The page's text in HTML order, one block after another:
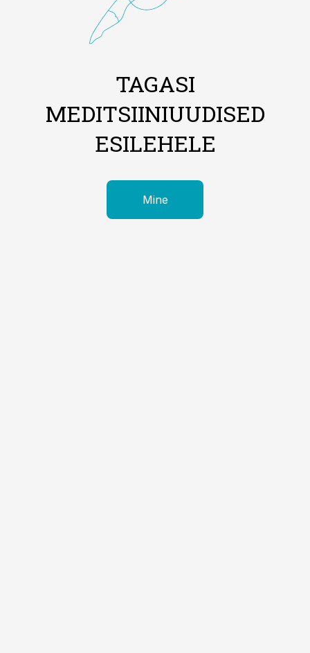
TAGASI
MEDITSIINIUUDISED
ESILEHELE
Mine